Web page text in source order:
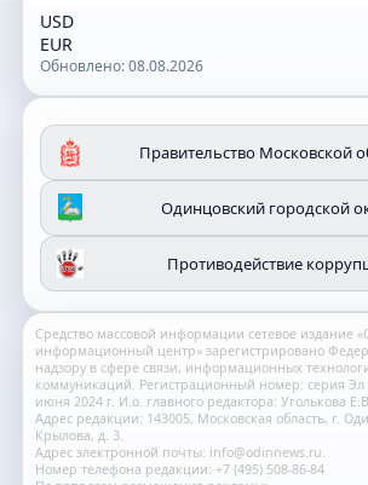
USD
EUR
Обновлено: 08.08.2026
Правительство Московской
Одинцовский городской
Противодействие
Средство массовой информации сетевое издание
информационный центр» зарегистрировано
надзору в сфере связи, информационных
коммуникаций. Регистрационный номер: серия
июня 2024 г. И.о. главного редактора: Уголькова
Адрес редакции: 143005, Московская область, г.
Крылова, д. 3.
Адрес электронной почты: info@odinnews.ru.
Номер телефона редакции: +7 (495) 508-86-84